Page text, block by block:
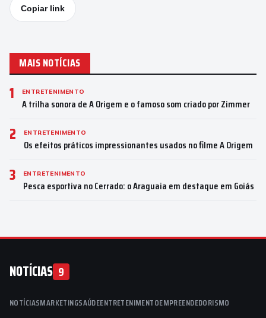
Copiar link
MAIS NOTÍCIAS
1 ENTRETENIMENTO
A trilha sonora de A Origem e o famoso som criado por Zimmer
2 ENTRETENIMENTO
Os efeitos práticos impressionantes usados no filme A Origem
3 ENTRETENIMENTO
Pesca esportiva no Cerrado: o Araguaia em destaque em Goiás
NOTÍCIAS 9
NOTÍCIASMARKETINGSAÚDEENTRETENIMENTOEMPREENDEDORISMO